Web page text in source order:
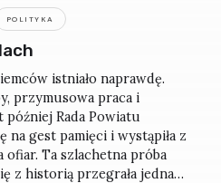
POLITYKA
istniało naprawdę.
przymusowa praca i
później Rada Powiatu
na gest pamięci i wystąpiła z
Ta szlachetna próba
z historią przegrała jednak